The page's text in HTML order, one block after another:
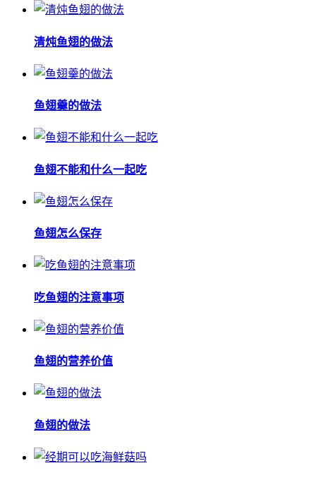
清炖鱼翅的做法
鱼翅羹的做法
鱼翅不能和什么一起吃
鱼翅怎么保存
吃鱼翅的注意事项
鱼翅的营养价值
鱼翅的做法